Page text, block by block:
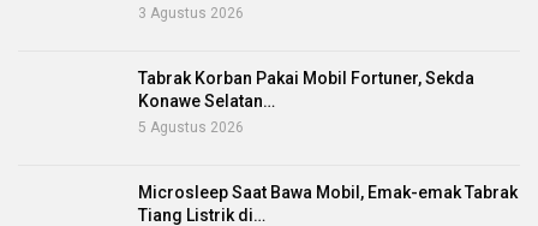
3 Agustus 2026
Tabrak Korban Pakai Mobil Fortuner, Sekda
Konawe Selatan…
5 Agustus 2026
Microsleep Saat Bawa Mobil, Emak-emak Tabrak
Tiang Listrik di…